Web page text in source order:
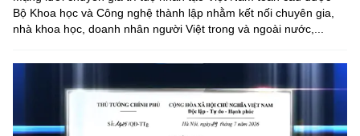
Bộ Khoa học và Công nghệ thành lập nhằm kết nối chuyên gia,
nhà khoa học, doanh nhân người Việt trong và ngoài nước,...